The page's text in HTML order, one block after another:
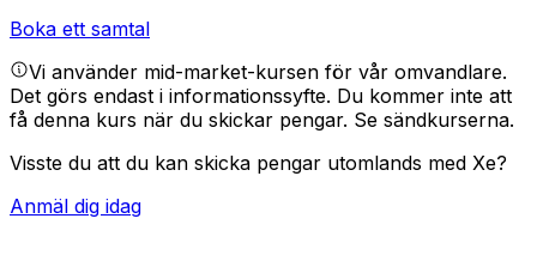
Boka ett samtal
Vi använder mid-market-kursen för vår omvandlare.
Det görs endast i informationssyfte. Du kommer inte att
få denna kurs när du skickar pengar. Se sändkurserna.
Visste du att du kan skicka pengar utomlands med Xe?
Anmäl dig idag